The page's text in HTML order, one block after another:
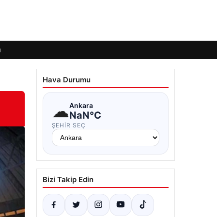
Hava Durumu
☁Ankara
NaN°C
ŞEHIR SEÇ
Bizi Takip Edin